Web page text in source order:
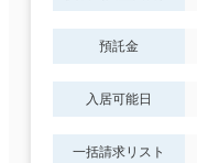
預託金
入居可能日
一括請求リスト